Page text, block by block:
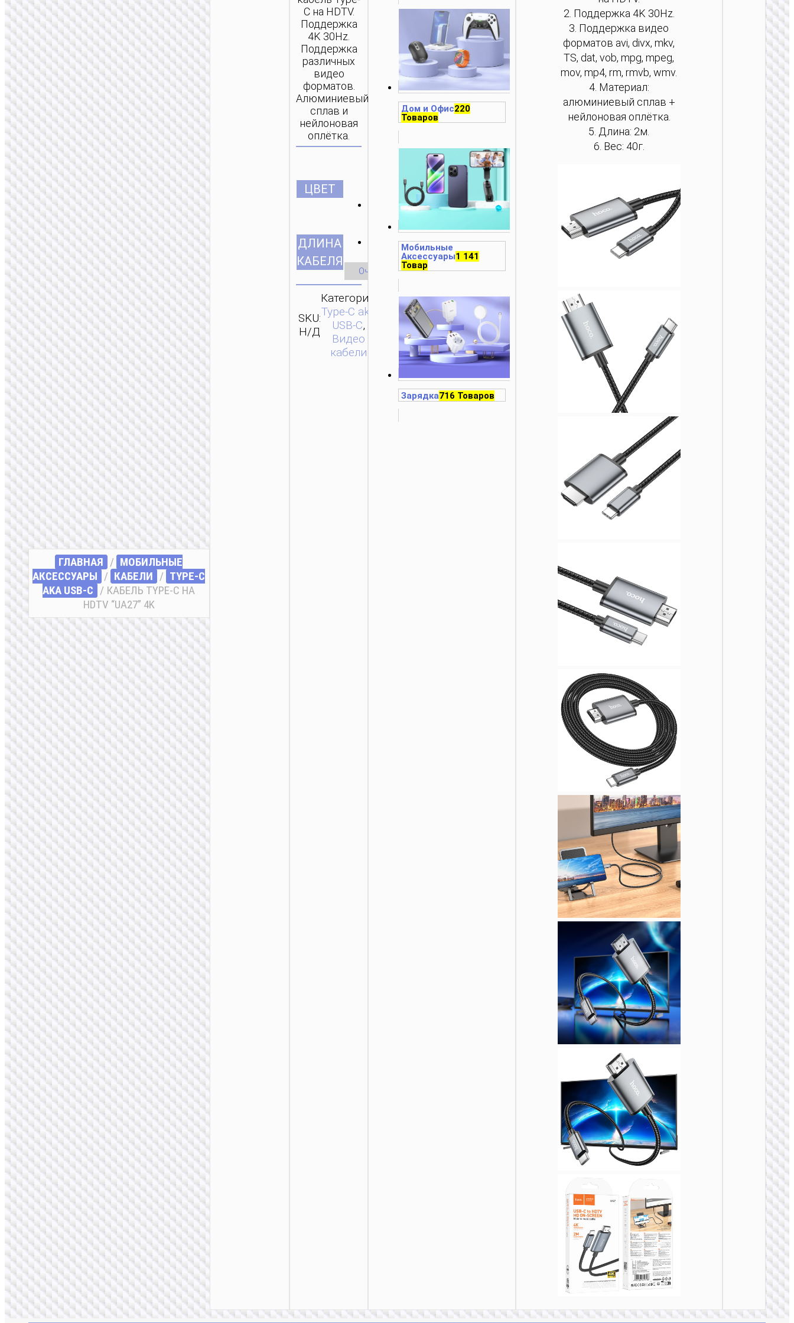
ГЛАВНАЯ / МОБИЛЬНЫЕ
АКСЕССУАРЫ / КАБЕЛИ / TYPE-C
AKA USB-C / КАБЕЛЬ TYPE-C НА
HDTV “UA27” 4K
C на HDTV.
Поддержка
4K 30Hz.
Поддержка
различных
видео
форматов.
Алюминиевый
сплав и
нейлоновая
оплётка.
ЦВЕТ
ДЛИНА
КАБЕЛЯ
2м/6.56ft
Очистить
SKU:
Н/Д
Категории:
Type-C aka
USB-C,
Видео
кабели
ОТПРАВИТЬ
ЗАПРОС
Дом и Офис220
Товаров
Мобильные
Аксессуары1 141
Товар
Зарядка716 Товаров
2. Поддержка 4K 30Hz.
3. Поддержка видео
форматов avi, divx, mkv,
TS, dat, vob, mpg, mpeg,
mov, mp4, rm, rmvb, wmv.
4. Материал:
алюминиевый сплав +
нейлоновая оплётка.
5. Длина: 2м.
6. Вес: 40г.
для
на
на
HDTV
на
“US13”
на
HDTV
VGA
на
VGA
VGA
на
HDTV
HDTV
“US09
edge”
на